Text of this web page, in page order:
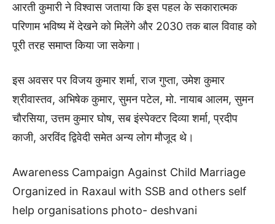
आरती कुमारी ने विश्वास जताया कि इस पहल के सकारात्मक
परिणाम भविष्य में देखने को मिलेंगे और 2030 तक बाल विवाह को
पूरी तरह समाप्त किया जा सकेगा।
इस अवसर पर विजय कुमार शर्मा, राज गुप्ता, उमेश कुमार
श्रीवास्तव, अभिषेक कुमार, सुमन पटेल, मो. नायाब आलम, सुमन
चौरसिया, उत्तम कुमार घोष, सब इंस्पेक्टर दिव्या शर्मा, प्रदीप
काजी, अरविंद द्विवेदी समेत अन्य लोग मौजूद थे।
Awareness Campaign Against Child Marriage
Organized in Raxaul with SSB and others self
help organisations photo- deshvani